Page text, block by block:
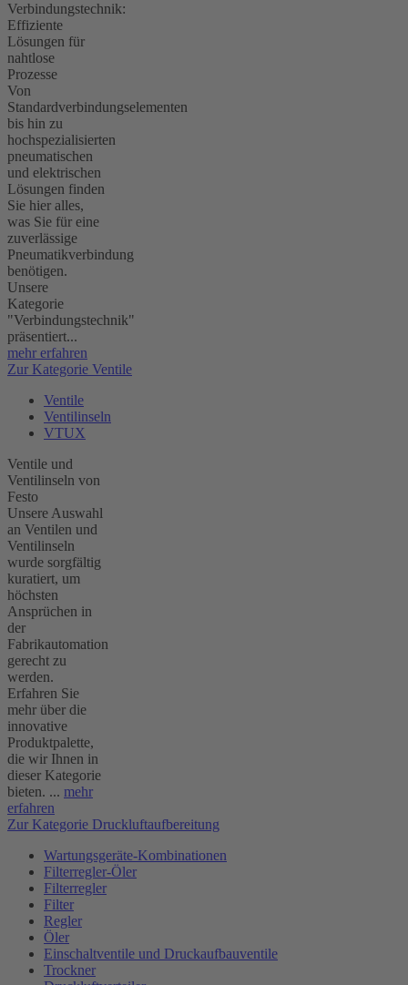
Verbindungstechnik:
Effiziente
Lösungen für
nahtlose
Prozesse
Von
Standardverbindungselementen
bis hin zu
hochspezialisierten
pneumatischen
und elektrischen
Lösungen finden
Sie hier alles,
was Sie für eine
zuverlässige
Pneumatikverbindung
benötigen.
Unsere
Kategorie
"Verbindungstechnik"
präsentiert...
mehr erfahren
Zur Kategorie Ventile
Ventile
Ventilinseln
VTUX
Ventile und
Ventilinseln von
Festo
Unsere Auswahl
an Ventilen und
Ventilinseln
wurde sorgfältig
kuratiert, um
höchsten
Ansprüchen in
der
Fabrikautomation
gerecht zu
werden.
Erfahren Sie
mehr über die
innovative
Produktpalette,
die wir Ihnen in
dieser Kategorie
bieten. ... mehr
erfahren
Zur Kategorie Druckluftaufbereitung
Wartungsgeräte-Kombinationen
Filterregler-Öler
Filterregler
Filter
Regler
Öler
Einschaltventile und Druckaufbauventile
Trockner